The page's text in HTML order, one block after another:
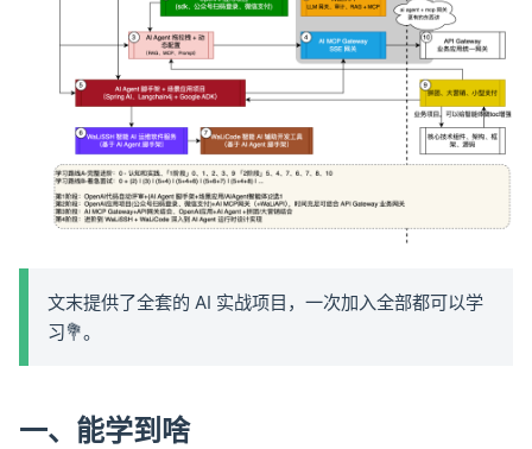
文末提供了全套的 AI 实战项目，一次加入全部都可以学
习💐。
一、能学到啥